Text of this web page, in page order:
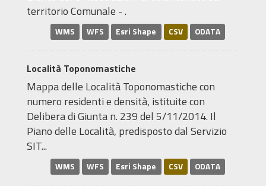
territorio Comunale - .
WMS WFS Esri Shape CSV ODATA
Località Toponomastiche
Mappa delle Località Toponomastiche con
numero residenti e densità, istituite con
Delibera di Giunta n. 239 del 5/11/2014. Il
Piano delle Località, predisposto dal Servizio
SIT...
WMS WFS Esri Shape CSV ODATA